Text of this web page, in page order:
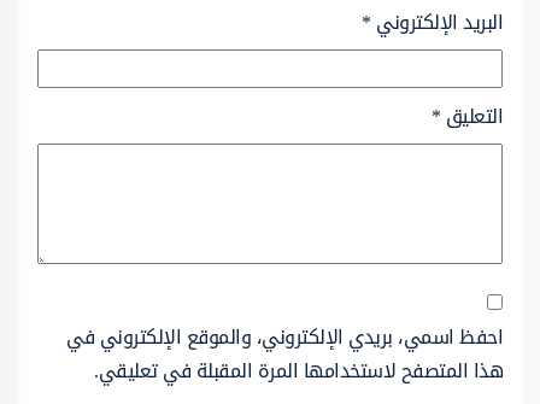
البريد الإلكتروني*
التعليق*
احفظ اسمي، بريدي الإلكتروني، والموقع الإلكتروني في
هذا المتصفح لاستخدامها المرة المقبلة في تعليقي.